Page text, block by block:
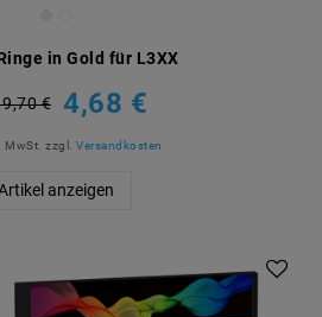
in Gold für L3XX
9,70 € 4,68 €
MwSt. zzgl. Versandkosten
anzeigen